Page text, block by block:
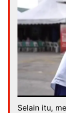
Selain itu,